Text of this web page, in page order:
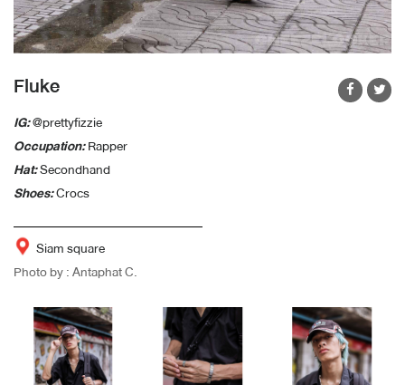
Fluke
IG:@prettyfizzie
Occupation:Rapper
Hat:Secondhand
Shoes:Crocs
Siam square
Photo by : Antaphat C.